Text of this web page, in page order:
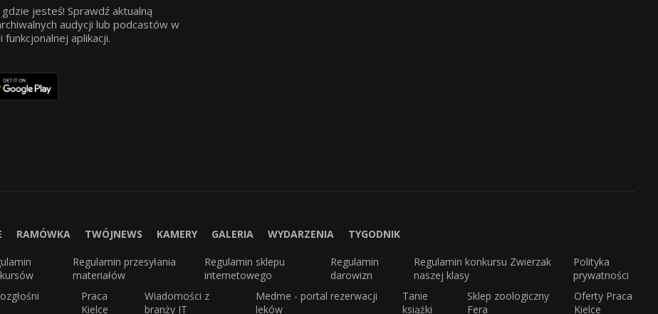
jesteś! Sprawdź aktualną
audycji lub podcastów w
aplikacji.
RAMÓWKA TWÓJNEWS KAMERY GALERIA WYDARZENIA TYGODNIK
Regulamin przesyłania
materiałów
Regulamin sklepu
internetowego
Regulamin
darowizn
Regulamin konkursu Zwierzak
naszej klasy
Polityka
prywatności
Praca
Kielce
Wiadomości z
branży IT
Medme - portal rezerwacji
leków
Tanie
książki
Sklep zoologiczny
Fera
Oferty Praca
Kielce